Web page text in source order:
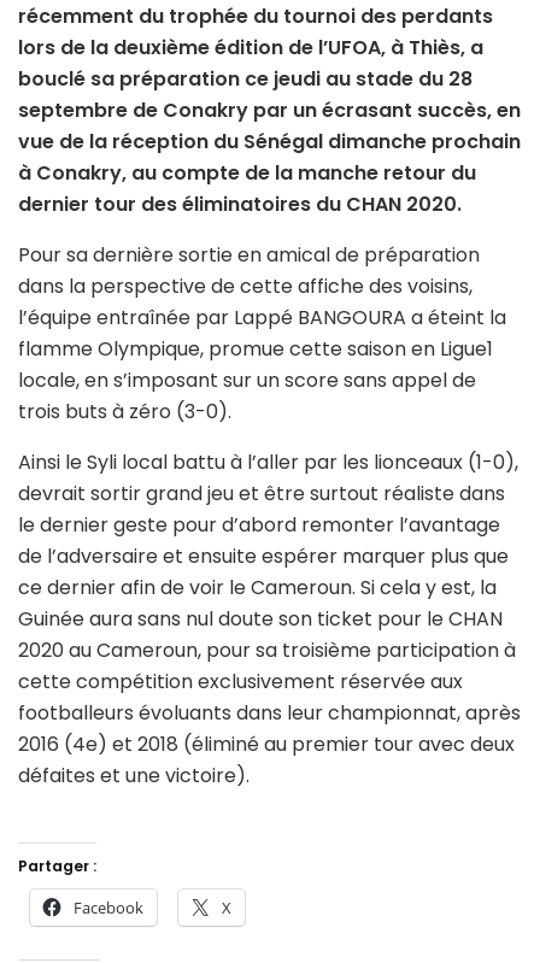
récemment du trophée du tournoi des perdants
lors de la deuxième édition de l’UFOA, à Thiès, a
bouclé sa préparation ce jeudi au stade du 28
septembre de Conakry par un écrasant succès, en
vue de la réception du Sénégal dimanche prochain
à Conakry, au compte de la manche retour du
dernier tour des éliminatoires du CHAN 2020.
Pour sa dernière sortie en amical de préparation
dans la perspective de cette affiche des voisins,
l’équipe entraînée par Lappé BANGOURA a éteint la
flamme Olympique, promue cette saison en Ligue1
locale, en s’imposant sur un score sans appel de
trois buts à zéro (3-0).
Ainsi le Syli local battu à l’aller par les lionceaux (1-0),
devrait sortir grand jeu et être surtout réaliste dans
le dernier geste pour d’abord remonter l’avantage
de l’adversaire et ensuite espérer marquer plus que
ce dernier afin de voir le Cameroun. Si cela y est, la
Guinée aura sans nul doute son ticket pour le CHAN
2020 au Cameroun, pour sa troisième participation à
cette compétition exclusivement réservée aux
footballeurs évoluants dans leur championnat, après
2016 (4e) et 2018 (éliminé au premier tour avec deux
défaites et une victoire).
Partager :
Facebook X